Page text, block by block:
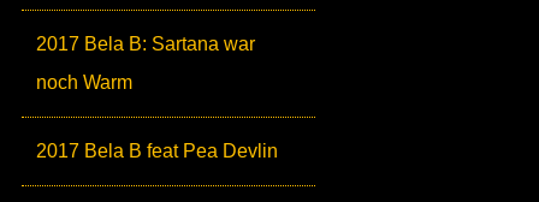
2017 Bela B: Sartana war
noch Warm
2017 Bela B feat Pea Devlin